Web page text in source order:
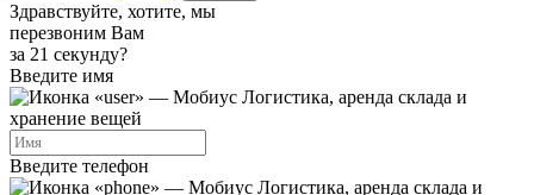
Здравствуйте, хотите, мы
перезвоним Вам
за 21 секунду?
Введите имя
Введите телефон